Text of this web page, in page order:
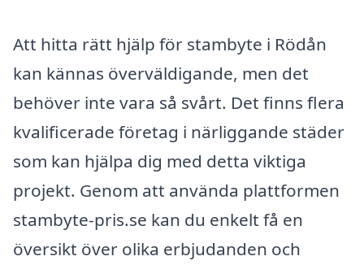
Att hitta rätt hjälp för stambyte i Rödån
kan kännas överväldigande, men det
behöver inte vara så svårt. Det finns flera
kvalificerade företag i närliggande städer
som kan hjälpa dig med detta viktiga
projekt. Genom att använda plattformen
stambyte-pris.se kan du enkelt få en
översikt över olika erbjudanden och